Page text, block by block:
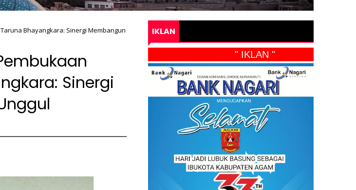
Bhayangkara: Sinergi Membangun
Sinergi
IKLAN
" IKLAN "